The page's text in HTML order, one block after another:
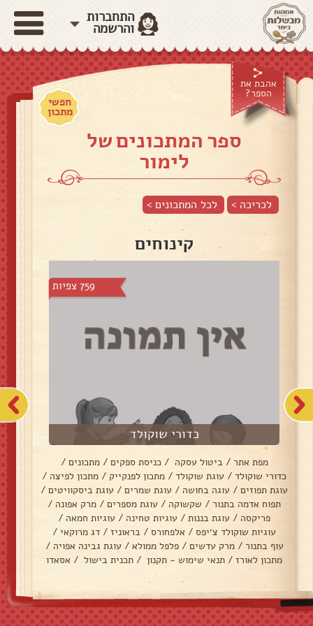
התחברות
והרשמה
אהבת את
הספר?
חפשי
מתכון
ספר המתכונים של
לימור
לכריכה > לכל המתכונים >
קינוחים
759 צפיות
כדורי שוקולד
מפת אתר / ביטול עסקה / כניסת ספקים / מתכונים /
כדורי שוקולד / עוגת שוקולד / מתכון לפנקייק / מתכון לפיצה /
עוגת תפוזים / עוגה בחושה / עוגת שמרים / עוגת ביסקוויטים /
תפוח אדמה בתנור / שקשוקה / עוגת מספרים / מרק אפונה /
פריקסה / עוגת בננות / עוגיות טחינה / עוגיות חמאה /
עוגיות שוקולד צ׳יפס / אלפחורס / בראוניז / דג מרוקאי /
עוף בתנור / מרק עדשים / פלפל ממולא / עוגת גבינה אפויה /
מתכון לאורז / תנאי שימוש - תקנון / תכנית בישול / אסאדו